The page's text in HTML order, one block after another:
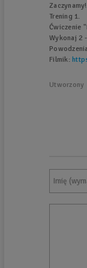
Zaczynamy!
Trening 1.
Ćwiczenie
Wykonaj 2
Filmik:
Utworzony